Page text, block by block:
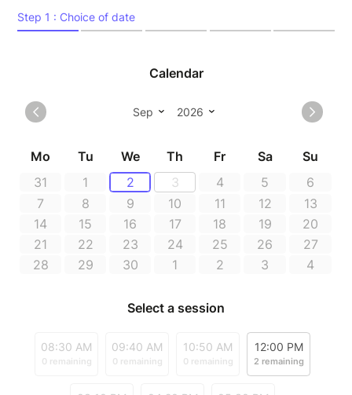
50°c à l'ombre afin de transformer votre regard sur